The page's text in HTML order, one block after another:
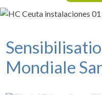
Mondiale